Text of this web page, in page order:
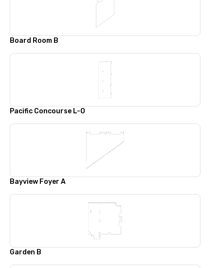
Board Room B
Pacific Concourse L-O
Bayview Foyer A
Garden B